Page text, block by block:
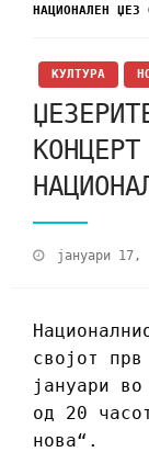
НАЦИОНАЛЕН ЏЕЗ
КУЛТУРА
јануари 17,
својот
јануари
од 20
нова“.